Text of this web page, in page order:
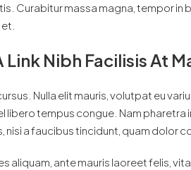
Curabitur massa magna, tempor in
Link Nibh Facilisis At
Nulla elit mauris, volutpat eu
libero tempus congue. Nam pharetra
a faucibus tincidunt, quam dolor
aliquam, ante mauris laoreet felis,